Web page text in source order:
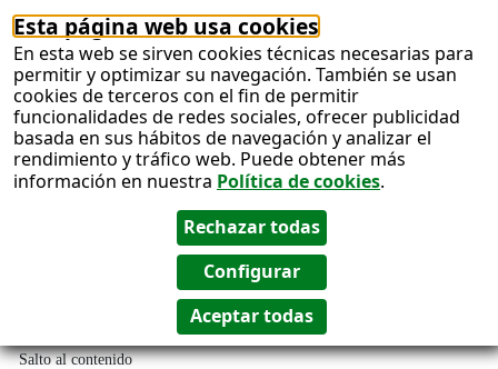
Esta página web usa cookies
En esta web se sirven cookies técnicas necesarias para
permitir y optimizar su navegación. También se usan
cookies de terceros con el fin de permitir
funcionalidades de redes sociales, ofrecer publicidad
basada en sus hábitos de navegación y analizar el
rendimiento y tráfico web. Puede obtener más
información en nuestra Política de cookies.
Salto al contenido